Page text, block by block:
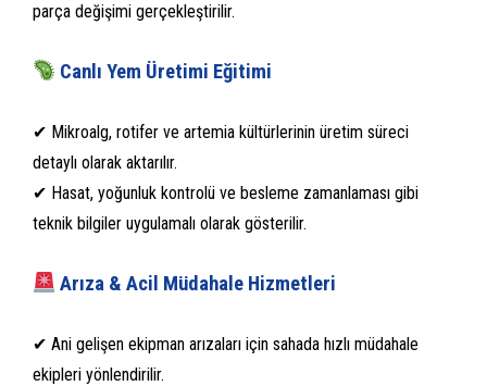
parça değişimi gerçekleştirilir.
Canlı Yem Üretimi Eğitimi
✔ Mikroalg, rotifer ve artemia kültürlerinin üretim süreci
detaylı olarak aktarılır.
✔ Hasat, yoğunluk kontrolü ve besleme zamanlaması gibi
teknik bilgiler uygulamalı olarak gösterilir.
Arıza & Acil Müdahale Hizmetleri
✔ Ani gelişen ekipman arızaları için sahada hızlı müdahale
ekipleri yönlendirilir.